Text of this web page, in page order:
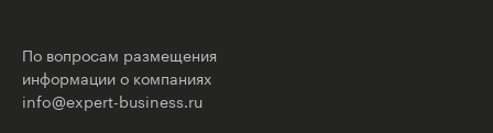
По вопросам размещения
информации о компаниях
info@expert-business.ru